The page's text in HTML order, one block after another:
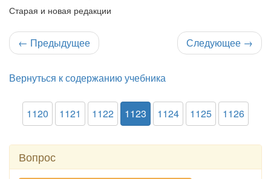
Старая и новая редакции
← Предыдущее Следующее →
Вернуться к содержанию учебника
1120 1121 1122 1123 1124 1125 1126
Вопрос